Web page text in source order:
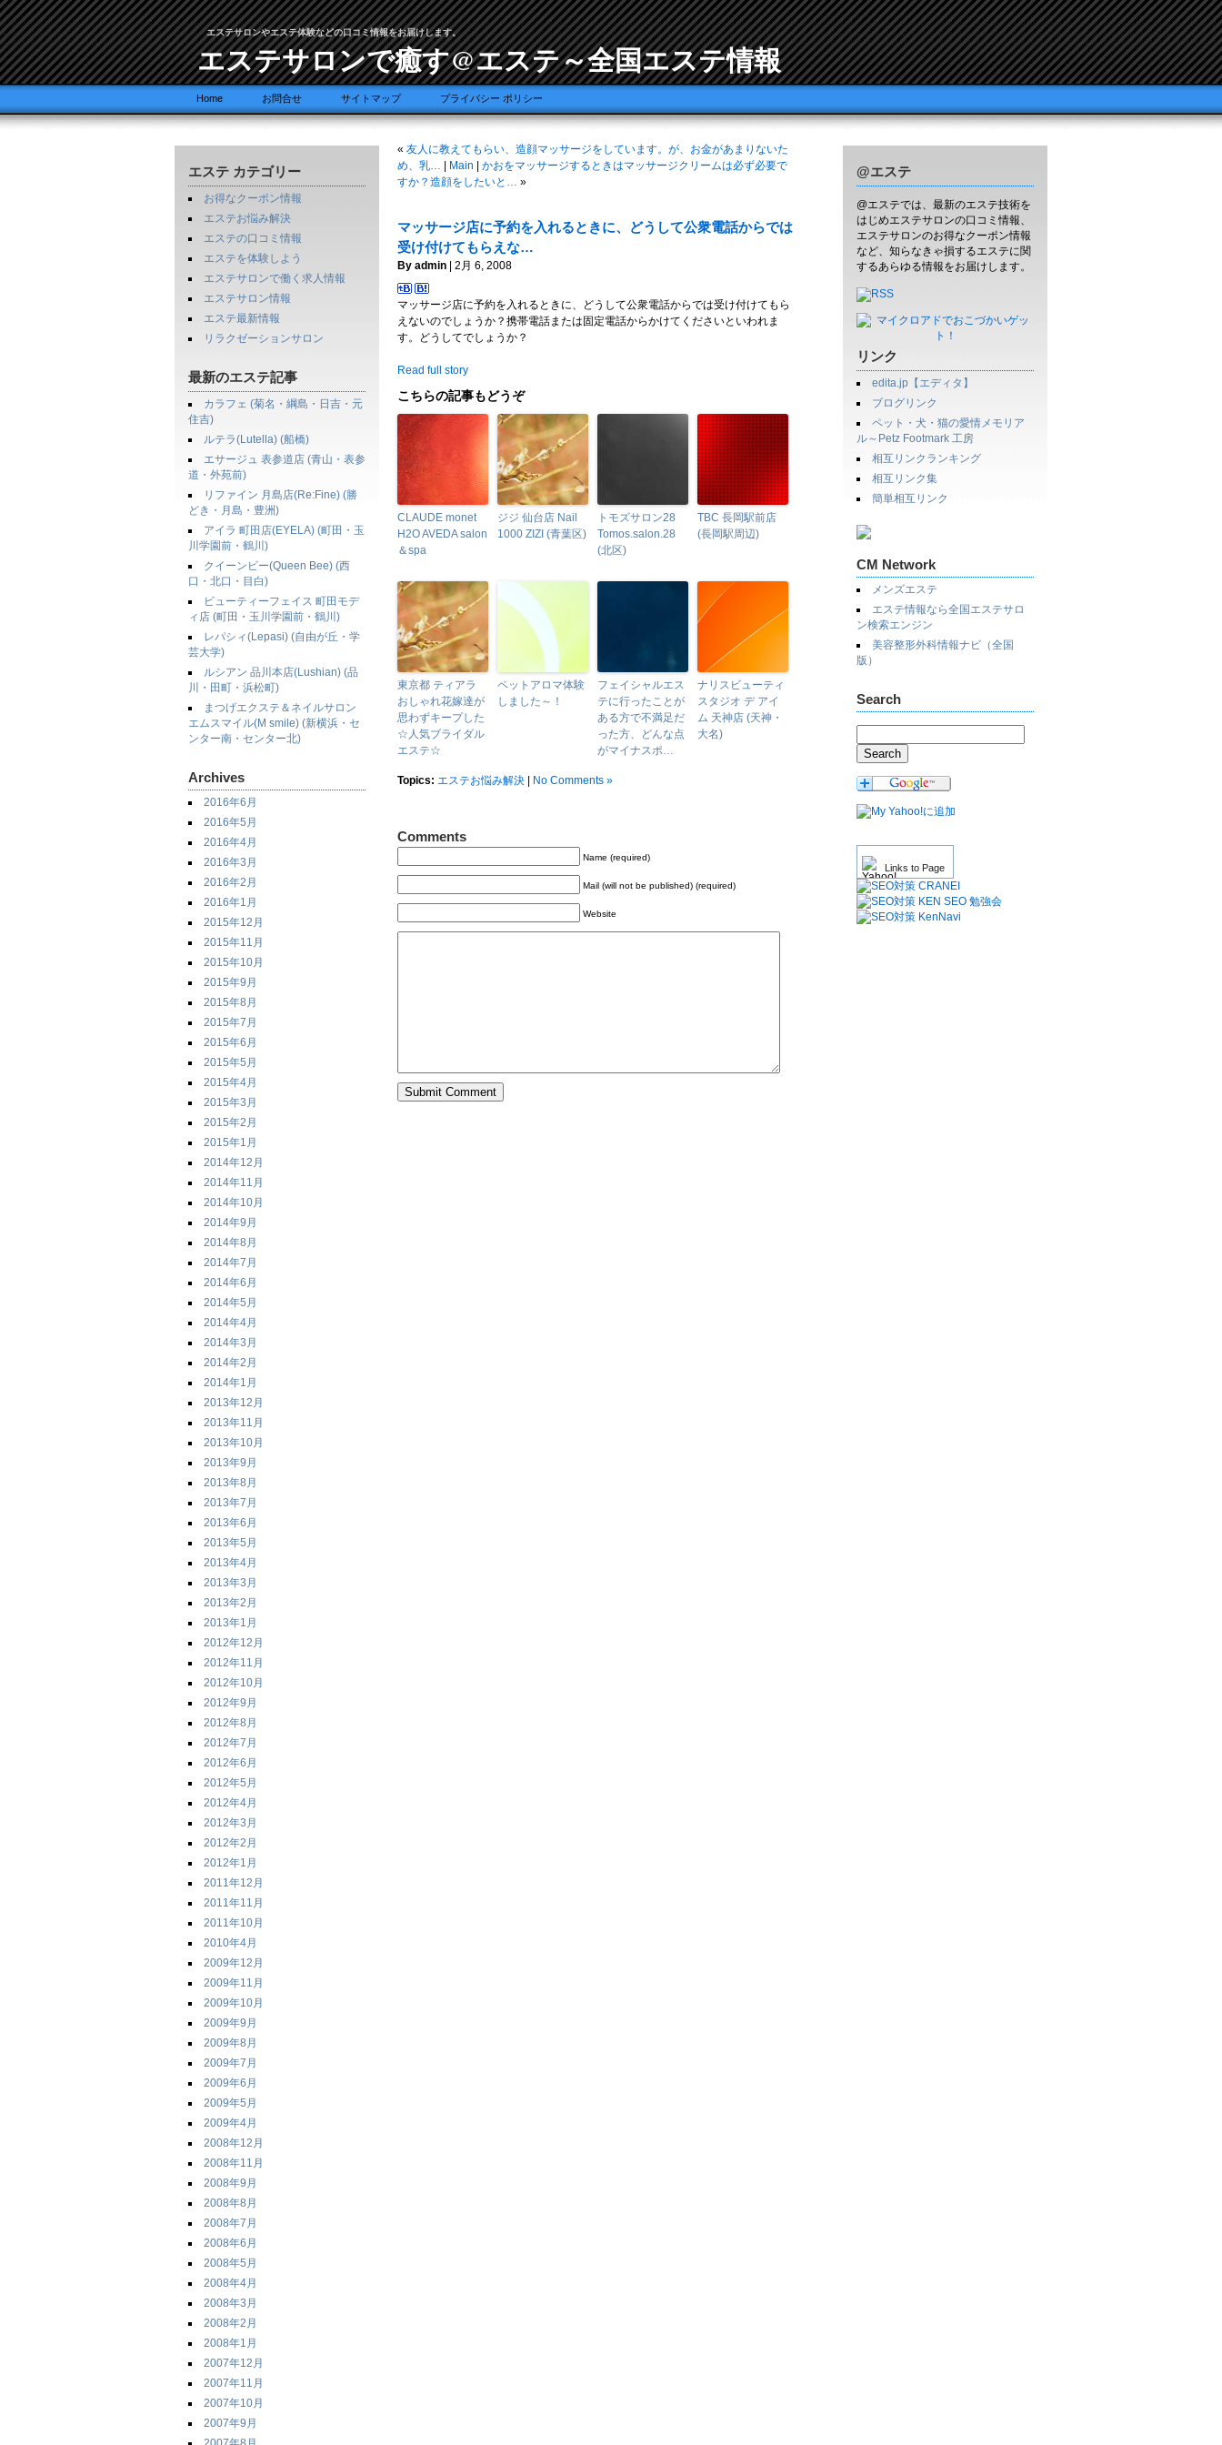
エステサロンやエステ体験などの口コミ情報をお届けします。
エステサロンで癒す@エステ～全国エステ情報
Home お問合せ サイトマップ プライバシー ポリシー
エステ カテゴリー
お得なクーポン情報
エステお悩み解決
エステの口コミ情報
エステを体験しよう
エステサロンで働く求人情報
エステサロン情報
エステ最新情報
リラクゼーションサロン
最新のエステ記事
カラフェ (菊名・綱島・日吉・元
住吉)
ルテラ(Lutella) (船橋)
エサージュ 表参道店 (青山・表参
道・外苑前)
リファイン 月島店(Re:Fine) (勝
どき・月島・豊洲)
アイラ 町田店(EYELA) (町田・玉
川学園前・鶴川)
クイーンビー(Queen Bee) (西
口・北口・目白)
ビューティーフェイス 町田モデ
ィ店 (町田・玉川学園前・鶴川)
レパシィ(Lepasi) (自由が丘・学
芸大学)
ルシアン 品川本店(Lushian) (品
川・田町・浜松町)
まつげエクステ＆ネイルサロン
エムスマイル(M smile) (新横浜・セ
ンター南・センター北)
Archives
2016年6月
2016年5月
2016年4月
2016年3月
2016年2月
2016年1月
2015年12月
2015年11月
2015年10月
2015年9月
2015年8月
2015年7月
2015年6月
2015年5月
2015年4月
2015年3月
2015年2月
2015年1月
2014年12月
2014年11月
2014年10月
2014年9月
2014年8月
2014年7月
2014年6月
2014年5月
2014年4月
2014年3月
2014年2月
2014年1月
2013年12月
2013年11月
2013年10月
2013年9月
2013年8月
2013年7月
2013年6月
2013年5月
2013年4月
2013年3月
2013年2月
2013年1月
2012年12月
2012年11月
2012年10月
2012年9月
2012年8月
2012年7月
2012年6月
2012年5月
2012年4月
2012年3月
2012年2月
2012年1月
2011年12月
2011年11月
2011年10月
2010年4月
2009年12月
2009年11月
2009年10月
2009年9月
2009年8月
2009年7月
2009年6月
2009年5月
2009年4月
2008年12月
2008年11月
2008年9月
2008年8月
2008年7月
2008年6月
2008年5月
2008年4月
2008年3月
2008年2月
2008年1月
2007年12月
2007年11月
2007年10月
2007年9月
@エステ
@エステでは、最新のエステ技術を
はじめエステサロンの口コミ情報、
エステサロンのお得なクーポン情報
など、知らなきゃ損するエステに関
するあらゆる情報をお届けします。
リンク
edita.jp【エディタ】
ブログリンク
ペット・犬・猫の愛情メモリア
ル～Petz Footmark 工房
相互リンクランキング
相互リンク集
簡単相互リンク
CM Network
メンズエステ
エステ情報なら全国エステサロ
ン検索エンジン
美容整形外科情報ナビ（全国
版）
Search
Links to Page
« 友人に教えてもらい、造顔マッサージをしています。が、お金があまりないた
め、乳…
Main
かおをマッサージするときはマッサージクリームは必ず必要で
すか？造顔をしたいと… »
マッサージ店に予約を入れるときに、どうして公衆電話からでは
受け付けてもらえな…
By admin | 2月 6, 2008
マッサージ店に予約を入れるときに、どうして公衆電話からでは受け付けてもら
えないのでしょうか？携帯電話または固定電話からかけてくださいといわれま
す。どうしてでしょうか？
Read full story
こちらの記事もどうぞ
CLAUDE monet
H2O AVEDA salon
＆spa
ジジ 仙台店 Nail
1000 ZIZI (青葉区)
トモズサロン28
Tomos.salon.28
(北区)
TBC 長岡駅前店
(長岡駅周辺)
東京都 ティアラ
おしゃれ花嫁達が
思わずキープした
☆人気ブライダル
エステ☆
ペットアロマ体験
しました～！
フェイシャルエス
テに行ったことが
ある方で不満足だ
った方、どんな点
がマイナスポ…
ナリスビューティ
スタジオ デ アイ
ム 天神店 (天神・
大名)
Topics: エステお悩み解決 No Comments »
Comments
Name (required)
Mail (will not be published) (required)
Website